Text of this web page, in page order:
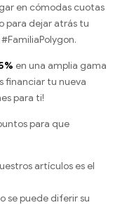
en cómodas cuotas
para dejar atrás tu
en una amplia gama
financiar tu nueva
para ti!
para que
artículos es el
se puede diferir su